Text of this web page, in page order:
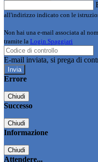
all'indirizzo indicato con le
Non hai una e-mail associata al
tramite la Login Spaggiari
E-mail inviata, si prega di
Errore
Chiudi
Successo
Chiudi
Informazione
Chiudi
Attendere...